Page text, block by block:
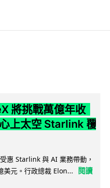
將挑戰萬億年收
上太空 Starlink 覆
惠 Starlink 與 AI 業務帶動，
美元。行政總裁 Elon...
閱讀